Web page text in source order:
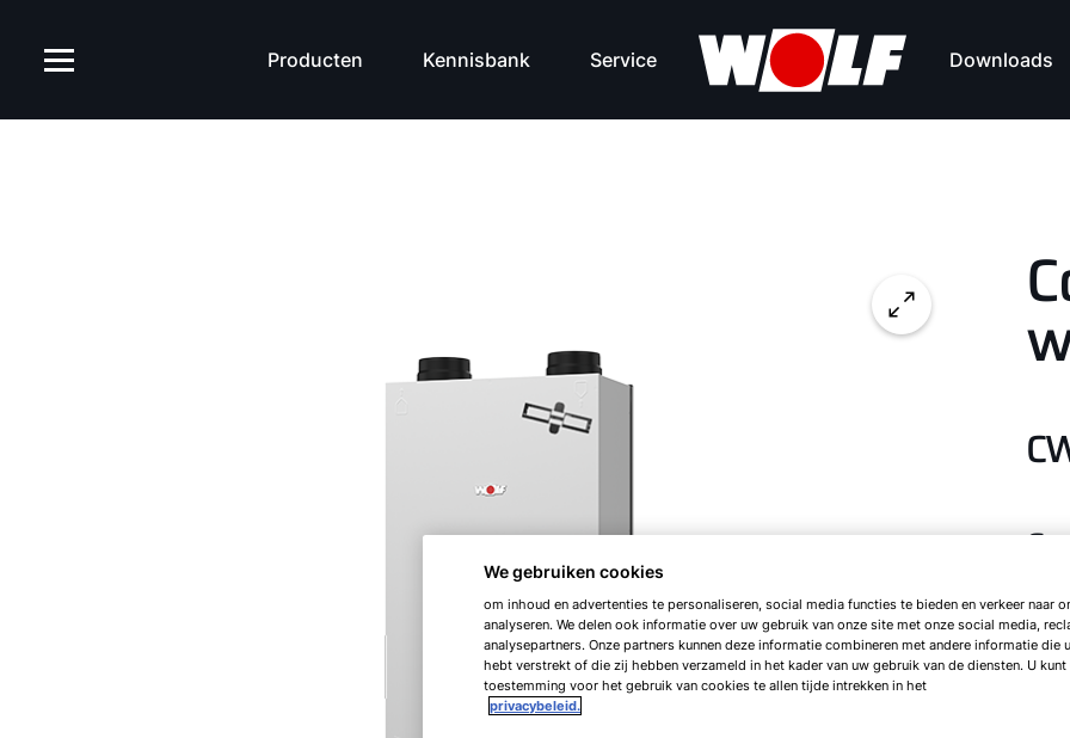
Producten Kennisbank Service Downloads
We gebruiken cookies
om inhoud en advertenties te personaliseren, social media functies te bieden en verkeer naar
analyseren. We delen ook informatie over uw gebruik van onze site met onze social media,
analysepartners. Onze partners kunnen deze informatie combineren met andere informatie die
hebt verstrekt of die zij hebben verzameld in het kader van uw gebruik van de diensten. U kunt
toestemming voor het gebruik van cookies te allen tijde intrekken in het
privacybeleid.